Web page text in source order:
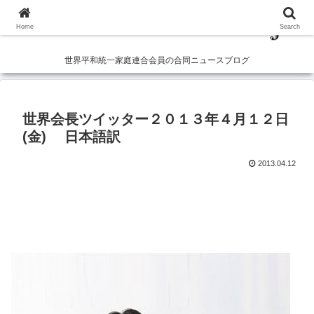
世界平和統一家庭連合会員の合同ニュースブログ
世界会長ツイッター２０１３年４月１２日
(金) 日本語訳
2013.04.12
Home Search